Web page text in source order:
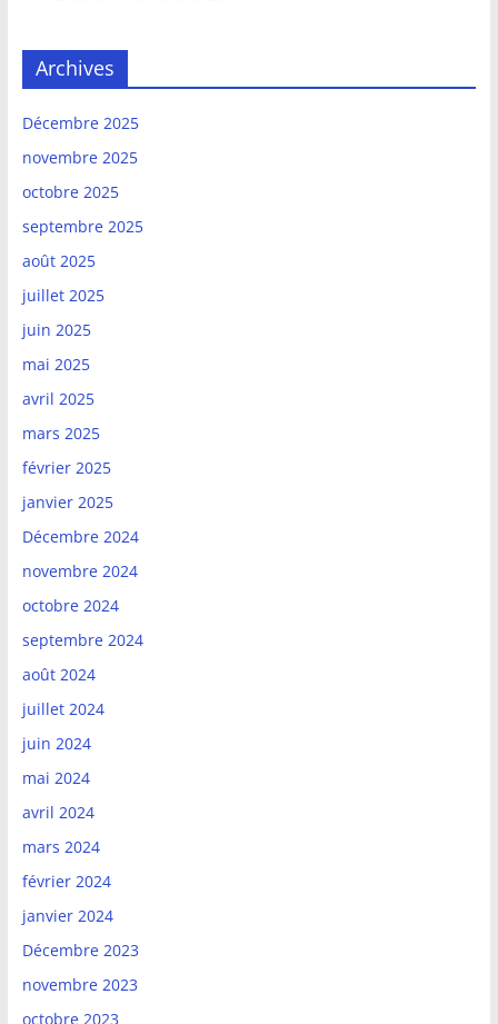
Archives
Décembre 2025
novembre 2025
octobre 2025
septembre 2025
août 2025
juillet 2025
juin 2025
mai 2025
avril 2025
mars 2025
février 2025
janvier 2025
Décembre 2024
novembre 2024
octobre 2024
septembre 2024
août 2024
juillet 2024
juin 2024
mai 2024
avril 2024
mars 2024
février 2024
janvier 2024
Décembre 2023
novembre 2023
octobre 2023